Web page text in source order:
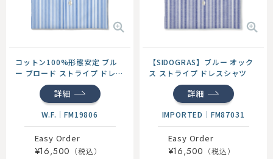
コットン100%形態安定 ブル
ー ブロード ストライプ ドレス
詳細
W.F. ｜FM19806
Easy Order
¥16,500
【SIDOGRAS】ブルー オック
ス ストライプ ドレスシャツ
詳細
IMPORTED ｜ FM87031
Easy Order
¥16,500